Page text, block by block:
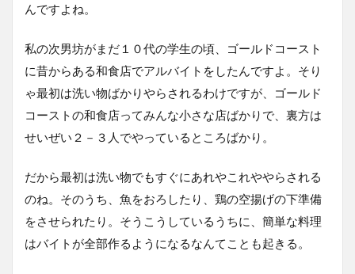
んですよね。
私の次男坊がまだ１０代の学生の頃、ゴールドコースト
に昔からある和食店でアルバイトをしたんですよ。そり
ゃ最初は洗い物ばかりやらされるわけですが、ゴールド
コーストの和食店ってみんな小さな店ばかりで、裏方は
せいぜい２－３人でやっているところばかり。
だから最初は洗い物でもすぐにあれやこれややらされる
のね。そのうち、魚をおろしたり、鶏の空揚げの下準備
をさせられたり。そうこうしているうちに、簡単な料理
はバイトが全部作るようになるなんてことも起きる。